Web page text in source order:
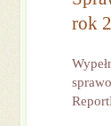
rok